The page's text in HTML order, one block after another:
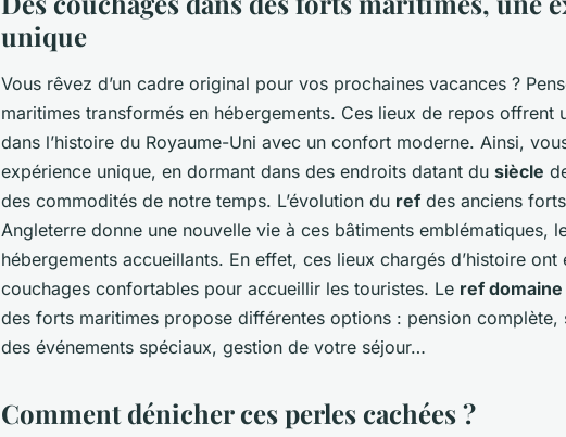
unique
Vous rêvez d’un cadre original pour vos prochaines vacances ?
maritimes transformés en hébergements. Ces lieux de repos offrent
dans l’histoire du Royaume-Uni avec un confort moderne. Ainsi,
expérience unique, en dormant dans des endroits datant du siècle
des commodités de notre temps. L’évolution du ref des anciens
Angleterre donne une nouvelle vie à ces bâtiments emblématiques,
hébergements accueillants. En effet, ces lieux chargés d’histoire ont
couchages confortables pour accueillir les touristes. Le ref domaine
des forts maritimes propose différentes options : pension
des événements spéciaux, gestion de votre séjour…
Comment dénicher ces perles cachées ?